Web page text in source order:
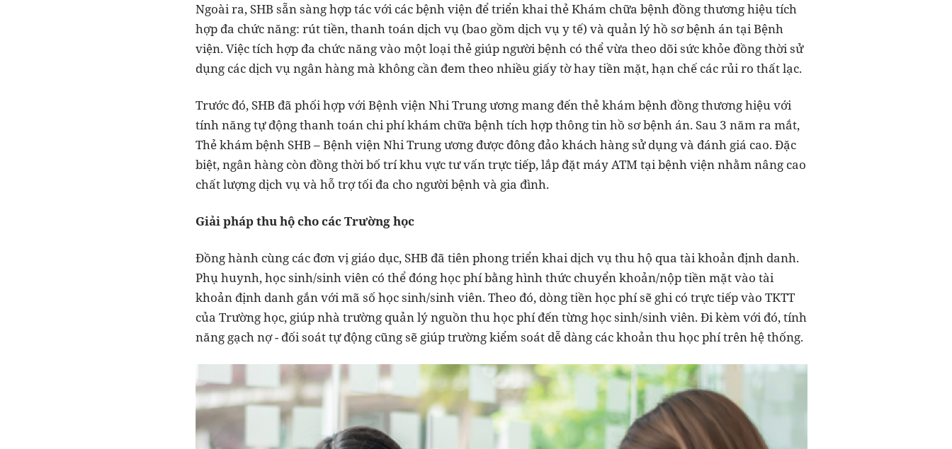
Ngoài ra, SHB sẵn sàng hợp tác với các bệnh viện để triển khai thẻ Khám chữa bệnh đồng thương hiệu tích
hợp đa chức năng: rút tiền, thanh toán dịch vụ (bao gồm dịch vụ y tế) và quản lý hồ sơ bệnh án tại Bệnh
viện. Việc tích hợp đa chức năng vào một loại thẻ giúp người bệnh có thể vừa theo dõi sức khỏe đồng thời sử
dụng các dịch vụ ngân hàng mà không cần đem theo nhiều giấy tờ hay tiền mặt, hạn chế các rủi ro thất lạc.
Trước đó, SHB đã phối hợp với Bệnh viện Nhi Trung ương mang đến thẻ khám bệnh đồng thương hiệu với
tính năng tự động thanh toán chi phí khám chữa bệnh tích hợp thông tin hồ sơ bệnh án. Sau 3 năm ra mắt,
Thẻ khám bệnh SHB – Bệnh viện Nhi Trung ương được đông đảo khách hàng sử dụng và đánh giá cao. Đặc
biệt, ngân hàng còn đồng thời bố trí khu vực tư vấn trực tiếp, lắp đặt máy ATM tại bệnh viện nhằm nâng cao
chất lượng dịch vụ và hỗ trợ tối đa cho người bệnh và gia đình.
Giải pháp thu hộ cho các Trường học
Đồng hành cùng các đơn vị giáo dục, SHB đã tiên phong triển khai dịch vụ thu hộ qua tài khoản định danh.
Phụ huynh, học sinh/sinh viên có thể đóng học phí bằng hình thức chuyển khoản/nộp tiền mặt vào tài
khoản định danh gắn với mã số học sinh/sinh viên. Theo đó, dòng tiền học phí sẽ ghi có trực tiếp vào TKTT
của Trường học, giúp nhà trường quản lý nguồn thu học phí đến từng học sinh/sinh viên. Đi kèm với đó, tính
năng gạch nợ - đối soát tự động cũng sẽ giúp trường kiểm soát dễ dàng các khoản thu học phí trên hệ thống.